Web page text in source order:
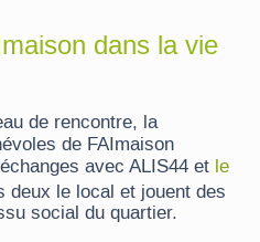
dans la vie
de rencontre, la
de FAImaison
avec ALIS44 et le
deux le local et jouent des
social du quartier.